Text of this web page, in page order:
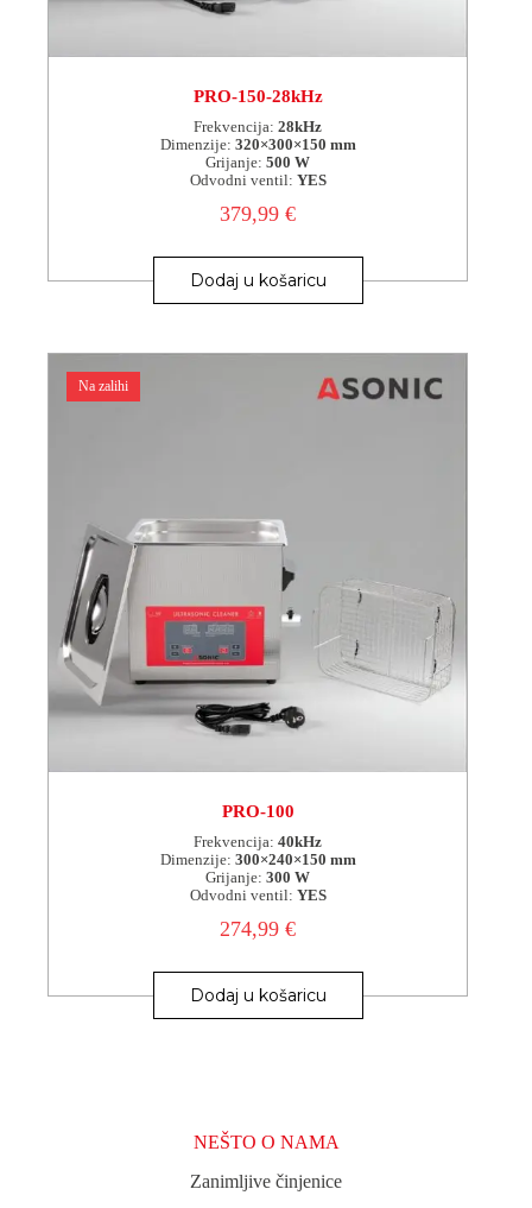
PRO-150-28kHz
Frekvencija: 28kHz
Dimenzije: 320×300×150 mm
Grijanje: 500 W
Odvodni ventil: YES
379,99€
Dodaj u košaricu
Na zalihi
PRO-100
Frekvencija: 40kHz
Dimenzije: 300×240×150 mm
Grijanje: 300 W
Odvodni ventil: YES
274,99€
Dodaj u košaricu
NEŠTO O NAMA
Zanimljive činjenice